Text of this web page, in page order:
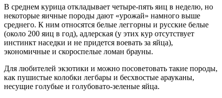
В среднем курица откладывает четыре-пять яиц в неделю, но
некоторые яичные породы дают «урожай» намного выше
среднего. К ним относятся белые леггорны и русские белые
(около 200 яиц в год), адлерская (у этих кур отсутствует
инстинкт наседки и не придется воевать за яйца),
экономичные и скороспелые ломан брауны.
Для любителей экзотики и можно посоветовать такие породы,
как пушистые колобки легбары и бесхвостые арауканы,
несущие голубые и голубовато-зеленые яйца.